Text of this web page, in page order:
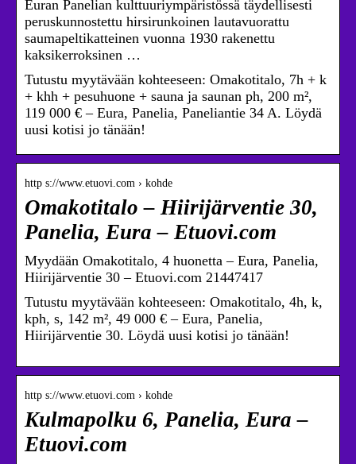
Euran Panelian kulttuuriympäristössä täydellisesti
peruskunnostettu hirsirunkoinen lautavuorattu
saumapeltikatteinen vuonna 1930 rakenettu
kaksikerroksinen …
Tutustu myytävään kohteeseen: Omakotitalo, 7h + k
+ khh + pesuhuone + sauna ja saunan ph, 200 m²,
119 000 € – Eura, Panelia, Paneliantie 34 A. Löydä
uusi kotisi jo tänään!
http s://www.etuovi.com › kohde
Omakotitalo – Hiirijärventie 30,
Panelia, Eura – Etuovi.com
Myydään Omakotitalo, 4 huonetta – Eura, Panelia,
Hiirijärventie 30 – Etuovi.com 21447417
Tutustu myytävään kohteeseen: Omakotitalo, 4h, k,
kph, s, 142 m², 49 000 € – Eura, Panelia,
Hiirijärventie 30. Löydä uusi kotisi jo tänään!
http s://www.etuovi.com › kohde
Kulmapolku 6, Panelia, Eura –
Etuovi.com